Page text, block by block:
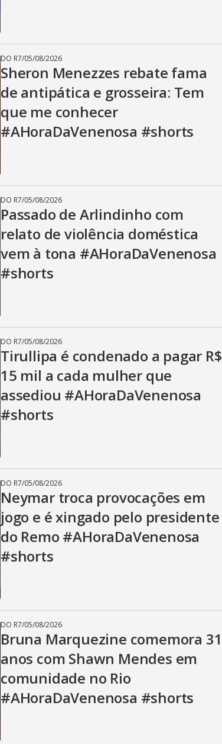
DO R7/05/08/2026
Sheron Menezzes rebate fama
de antipática e grosseira: Tem
que me conhecer
#AHoraDaVenenosa #shorts
DO R7/05/08/2026
Passado de Arlindinho com
relato de violência doméstica
vem à tona #AHoraDaVenenosa
#shorts
DO R7/05/08/2026
Tirullipa é condenado a pagar R$
15 mil a cada mulher que
assediou #AHoraDaVenenosa
#shorts
DO R7/05/08/2026
Neymar troca provocações em
jogo e é xingado pelo presidente
do Remo #AHoraDaVenenosa
#shorts
DO R7/05/08/2026
Bruna Marquezine comemora 31
anos com Shawn Mendes em
comunidade no Rio
#AHoraDaVenenosa #shorts